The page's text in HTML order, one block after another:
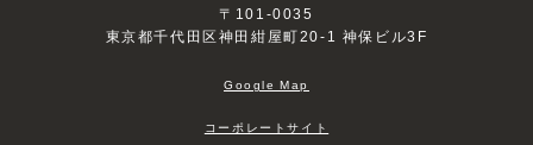
〒101-0035
東京都千代田区神田紺屋町20-1 神保ビル3F
Google Map
コーポレートサイト